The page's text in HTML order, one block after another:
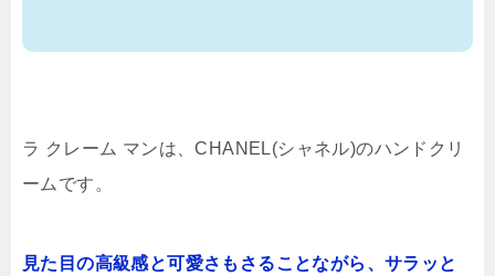
ラ クレーム マンは、CHANEL(シャネル)のハンドクリ
ームです。
見た目の高級感と可愛さもさることながら、サラッと